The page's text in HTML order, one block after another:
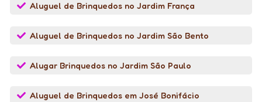
Aluguel de Brinquedos no Jardim França
Aluguel de Brinquedos no Jardim São Bento
Alugar Brinquedos no Jardim São Paulo
Aluguel de Brinquedos em José Bonifácio